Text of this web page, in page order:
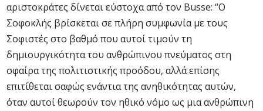
αριστοκράτες δίνεται εύστοχα από τον Busse: “Ο
Σοφοκλής βρίσκεται σε πλήρη συμφωνία με τους
Σοφιστές στο βαθμό που αυτοί τιμούν τη
δημιουργικότητα του ανθρώπινου πνεύματος στη
σφαίρα της πολιτιστικής προόδου, αλλά επίσης
επιτίθεται σαφώς ενάντια της ανηθικότητας αυτών,
όταν αυτοί θεωρούν τον ηθικό νόμο ως μια ανθρώπινη